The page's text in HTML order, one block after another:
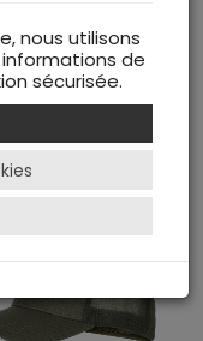
nous utilisons
de
sécurisée.